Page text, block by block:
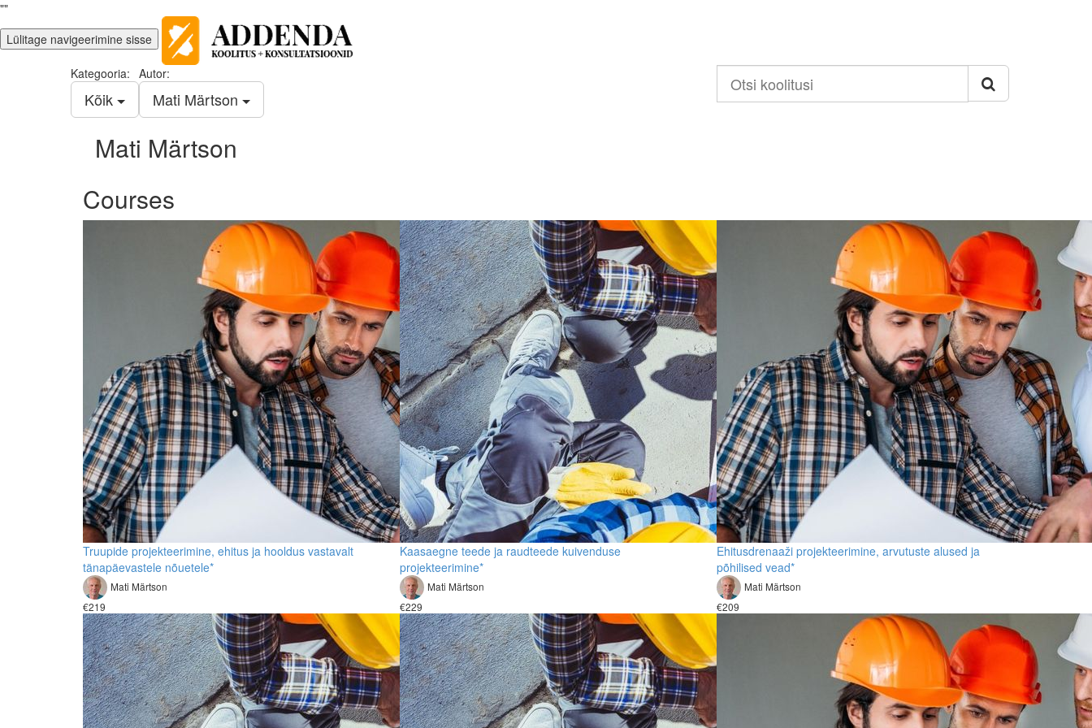
""
Lülitage navigeerimine sisse
Kategooria:
Kõik
Autor:
Mati Märtson
koolitusi
Mati Märtson
Courses
Truupide projekteerimine, ehitus ja hooldus vastavalt
tänapäevastele nõuetele*
Mati Märtson
€219
Kaasaegne teede ja raudteede kuivenduse
projekteerimine*
Mati Märtson
€229
Ehitusdrenaaži projekteerimine, arvutuste alused ja
põhilised vead*
Mati Märtson
€209